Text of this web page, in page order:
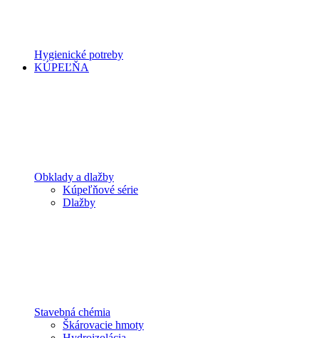
Hygienické potreby
KÚPEĽŇA
Obklady a dlažby
Kúpeľňové série
Dlažby
Stavebná chémia
Škárovacie hmoty